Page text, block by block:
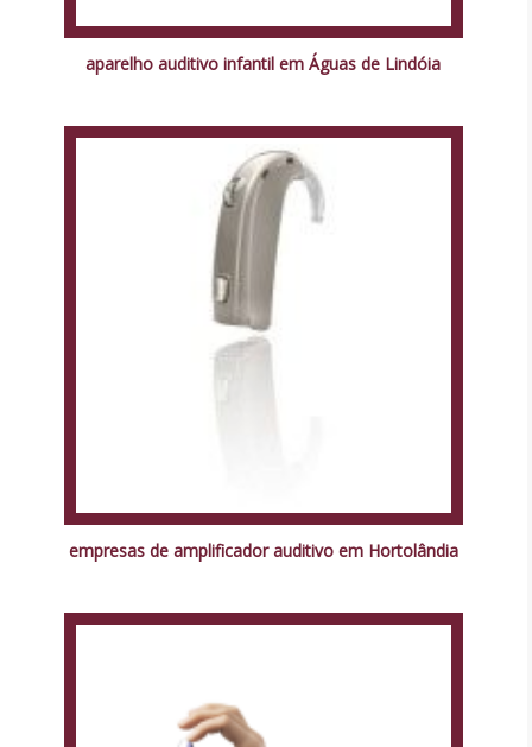
aparelho auditivo infantil em Águas de Lindóia
empresas de amplificador auditivo em Hortolândia